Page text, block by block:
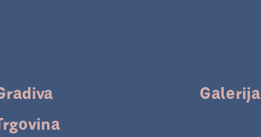
Galerija